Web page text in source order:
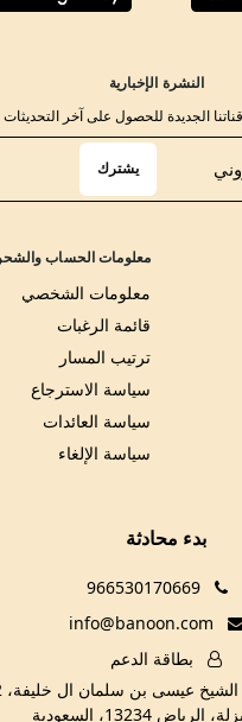
معلومات الحساب
معلومات الشخصي
قائمة الرغبات
ترتيب المسار
سياسة الاسترجاع
سياسة العائدات
سياسة الإلغاء
النشرة الإخبارية
الجديدة للحصول على آخر التحديثات
يشترك
بدء محادثة
966530170669
بطاقة الدعم
الرياض 13234، السعودية